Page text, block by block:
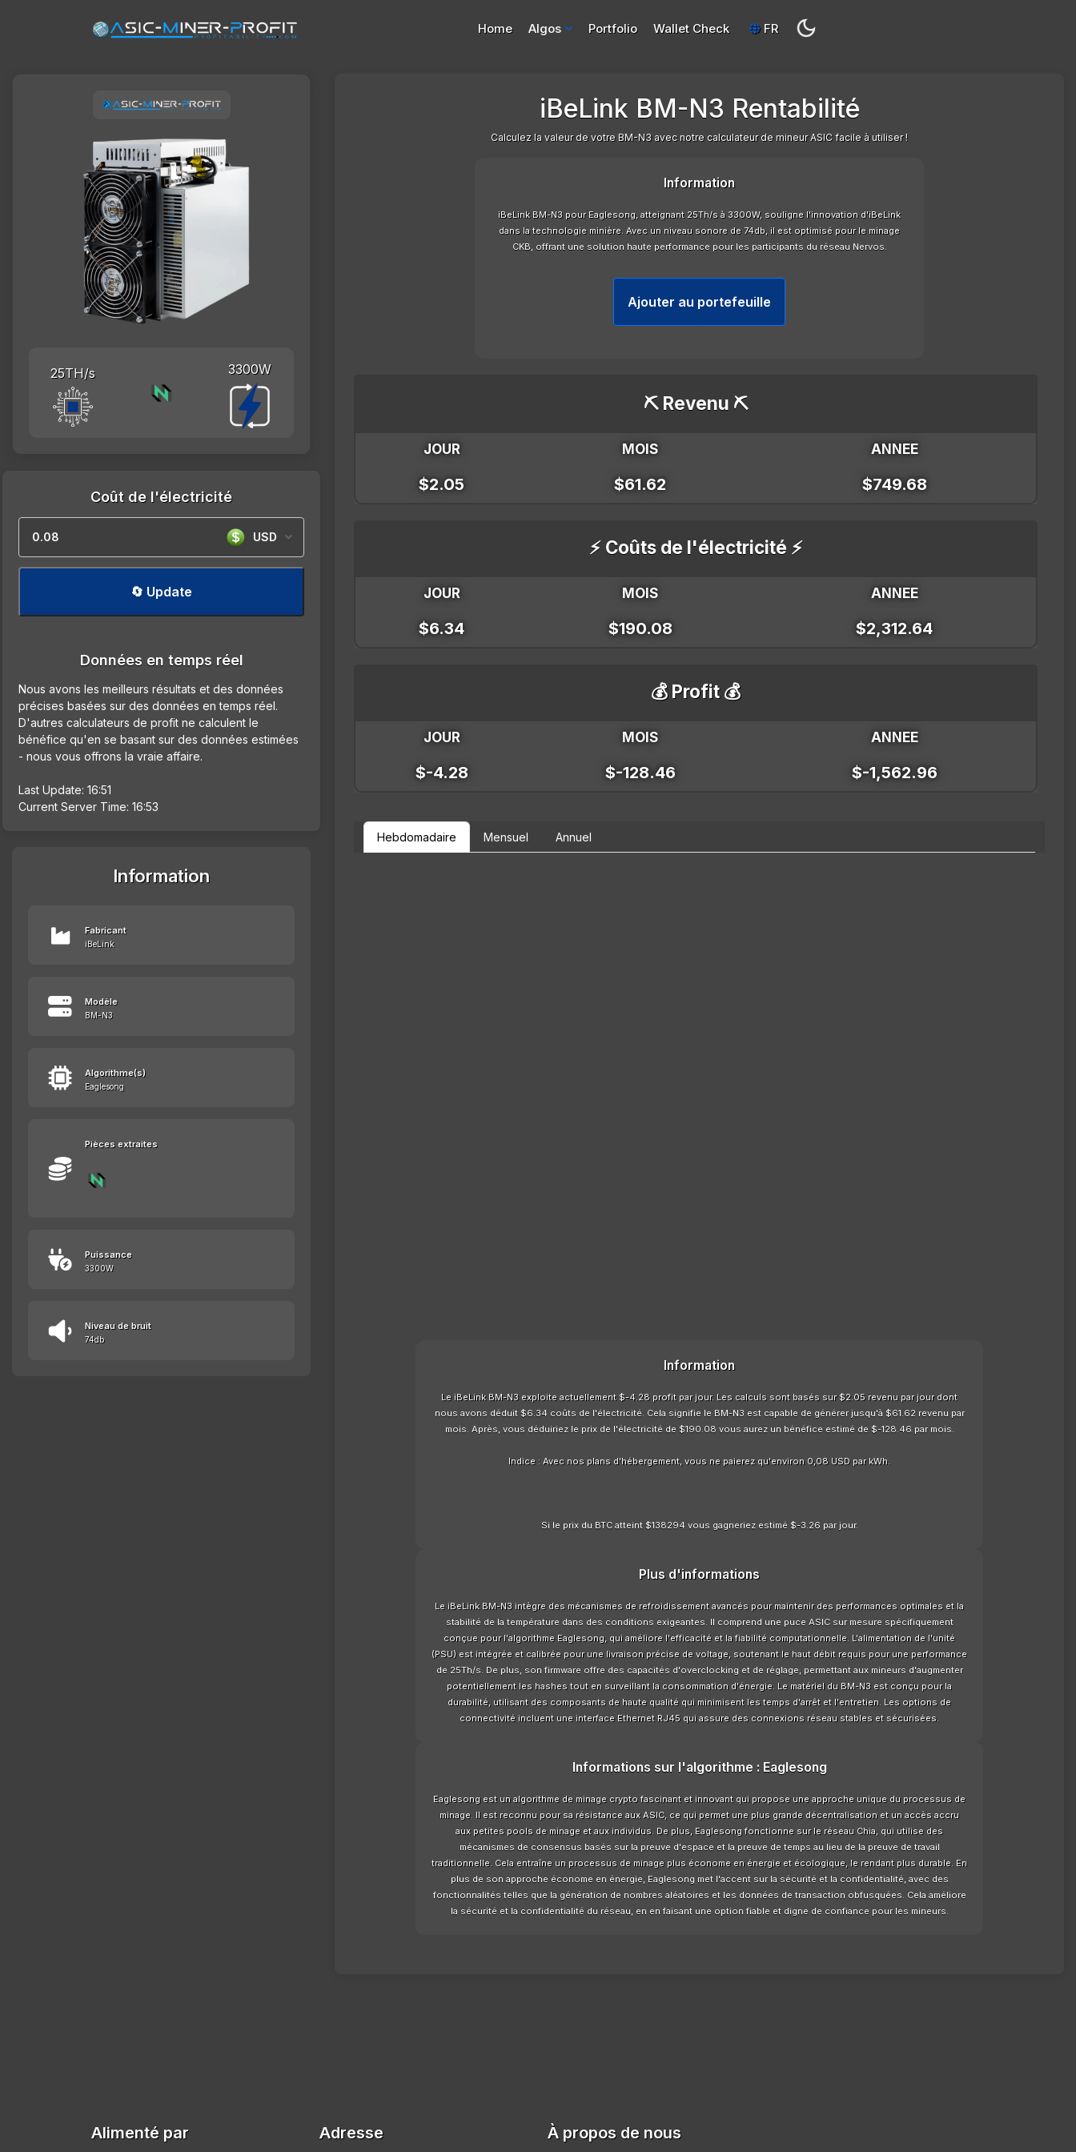
Home Algos Portfolio Wallet Check FR
25TH/s 3300W
Coût de l'électricité
USD
🔄 Update
Données en temps réel
Nous avons les meilleurs résultats et des données
précises basées sur des données en temps réel.
D'autres calculateurs de profit ne calculent le
bénéfice qu'en se basant sur des données estimées
- nous vous offrons la vraie affaire.
Last Update: 16:51
Current Server Time: 16:53
Information
Fabricant
iBeLink
Modèle
BM-N3
Algorithme(s)
Eaglesong
Pièces extraites
Puissance
3300W
Niveau de bruit
74db
iBeLink BM-N3 Rentabilité
Calculez la valeur de votre BM-N3 avec notre calculateur de mineur ASIC facile à utiliser !
Information
iBeLink BM-N3 pour Eaglesong, atteignant 25Th/s à 3300W, souligne l'innovation d'iBeLink
dans la technologie minière. Avec un niveau sonore de 74db, il est optimisé pour le minage
CKB, offrant une solution haute performance pour les participants du réseau Nervos.
Ajouter au portefeuille
⛏️ Revenu ⛏️
JOUR MOIS ANNEE
$2.05 $61.62 $749.68
⚡ Coûts de l'électricité ⚡
JOUR MOIS ANNEE
$6.34 $190.08 $2,312.64
💰 Profit 💰
JOUR MOIS ANNEE
$-4.28 $-128.46 $-1,562.96
Hebdomadaire Mensuel Annuel
Information
Le iBeLink BM-N3 exploite actuellement $-4.28 profit par jour. Les calculs sont basés sur $2.05 revenu par jour dont
nous avons déduit $6.34 coûts de l'électricité. Cela signifie le BM-N3 est capable de générer jusqu'à $61.62 revenu par
mois. Après, vous déduiriez le prix de l'électricité de $190.08 vous aurez un bénéfice estimé de $-128.46 par mois.
Indice : Avec nos plans d'hébergement, vous ne paierez qu'environ 0,08 USD par kWh.
Si le prix du BTC atteint $138294 vous gagneriez estimé $-3.26 par jour.
Plus d'informations
Le iBeLink BM-N3 intègre des mécanismes de refroidissement avancés pour maintenir des performances optimales et la
stabilité de la température dans des conditions exigeantes. Il comprend une puce ASIC sur mesure spécifiquement
conçue pour l'algorithme Eaglesong, qui améliore l'efficacité et la fiabilité computationnelle. L'alimentation de l'unité
(PSU) est intégrée et calibrée pour une livraison précise de voltage, soutenant le haut débit requis pour une performance
de 25Th/s. De plus, son firmware offre des capacités d'overclocking et de réglage, permettant aux mineurs d'augmenter
potentiellement les hashes tout en surveillant la consommation d'énergie. Le matériel du BM-N3 est conçu pour la
durabilité, utilisant des composants de haute qualité qui minimisent les temps d'arrêt et l'entretien. Les options de
connectivité incluent une interface Ethernet RJ45 qui assure des connexions réseau stables et sécurisées.
Informations sur l'algorithme : Eaglesong
Eaglesong est un algorithme de minage crypto fascinant et innovant qui propose une approche unique du processus de
minage. Il est reconnu pour sa résistance aux ASIC, ce qui permet une plus grande décentralisation et un accès accru
aux petites pools de minage et aux individus. De plus, Eaglesong fonctionne sur le réseau Chia, qui utilise des
mécanismes de consensus basés sur la preuve d'espace et la preuve de temps au lieu de la preuve de travail
traditionnelle. Cela entraîne un processus de minage plus économe en énergie et écologique, le rendant plus durable. En
plus de son approche économe en énergie, Eaglesong met l'accent sur la sécurité et la confidentialité, avec des
fonctionnalités telles que la génération de nombres aléatoires et les données de transaction obfusquées. Cela améliore
la sécurité et la confidentialité du réseau, en en faisant une option fiable et digne de confiance pour les mineurs.
Alimenté par Adresse À propos de nous